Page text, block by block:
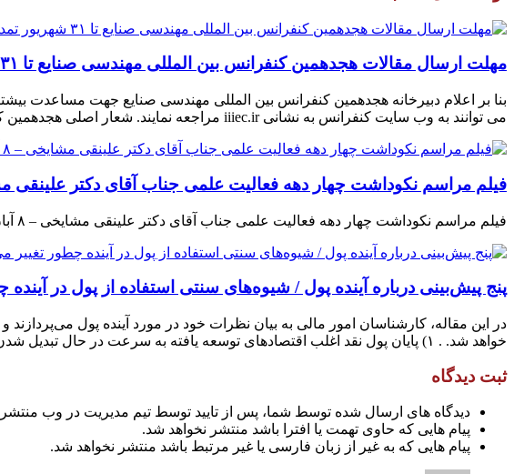
مهلت ارسال مقالات هجدهمین کنفرانس بین المللی مهندسی صنایع تا ۳۱ شهریور تمدید شد.
می توانند به وب سایت کنفرانس به نشانی iiiec.ir مراجعه نمایند. شعار اصلی هجدهمین کنفرانس بین المللی مهندسی صنایع، مسائل پیچیده و تاب آوری […]
فیلم مراسم نکوداشت چهار دهه فعالیت علمی جناب آقای دکتر علینقی مشایخی – ۸
فیلم مراسم نکوداشت چهار دهه فعالیت علمی جناب آقای دکتر علینقی مشایخی – ۸ آبان ماه ۹۹
پنج پیش‌بینی درباره آینده پول / شیوه‌های سنتی استفاده از پول در آینده
در این مقاله، کارشناسان امور مالی به بیان نظرات خود در مورد آینده پول
خواهد شد. . ۱) پایان پول نقد اغلب اقتصادهای توسعه یافته به سرعت در حال تبدیل شدن به […]
ثبت دیدگاه
دیدگاه های ارسال شده توسط شما، پس از تایید توسط تیم مدیریت در وب
پیام هایی که حاوی تهمت یا افترا باشد منتشر نخواهد شد.
پیام هایی که به غیر از زبان فارسی یا غیر مرتبط باشد منتشر نخواهد شد.